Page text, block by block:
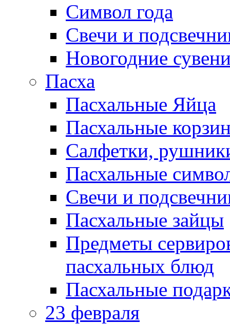
Символ года
Свечи и
Новогодние
Пасха
Пасхальные Яйца
Пасхальные
Салфетки,
Пасхальные
Свечи и
Пасхальные зайцы
Предметы
пасхальных блюд
Пасхальные
23 февраля